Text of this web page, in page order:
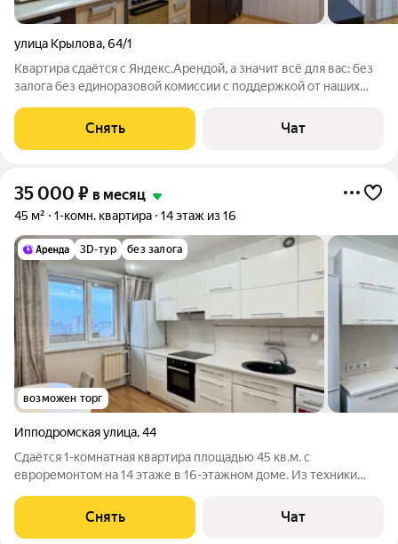
улица Крылова,64/1
Квартира сдаётся с Яндекс.Арендой, а значит всё для вас: без
залога без единоразовой комиссии с поддержкой от наших
вам квартиру онлайн - благодаря уникальному 3Д туру - это
так же детально,
Снять Чат
35 000 ₽ в месяц
45 м² 1-комн. квартира 14 этаж из 16
3D-тур без залога
возможен торг
Ипподромская улица,44
Сдаётся 1-комнатная квартира площадью 45 кв.м. с
евроремонтом на 14 этаже в 16-этажном доме. Из техники
ближайшее время будут
Снять Чат